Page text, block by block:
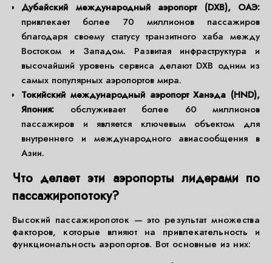
Дубайский международный аэропорт (DXB), ОАЭ:
привлекает более 70 миллионов пассажиров
благодаря своему статусу транзитного хаба между
Востоком и Западом. Развитая инфраструктура и
высочайший уровень сервиса делают DXB одним из
самых популярных аэропортов мира.
Токийский международный аэропорт Ханэда (HND),
Япония: обслуживает более 60 миллионов
пассажиров и является ключевым объектом для
внутреннего и международного авиасообщения в
Азии.
Что делает эти аэропорты лидерами по
пассажиропотоку?
Высокий пассажиропоток — это результат множества
факторов, которые влияют на привлекательность и
функциональность аэропортов. Вот основные из них: